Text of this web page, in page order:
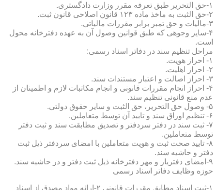
۱-حق التحریر طبق تعرفه مقرر وزارت دادگستری.
۲-حق الثبت به ماخذ ماده ۱۲۳ قانون اصلاحی قانون ثبت.
۳-مالیات و حق تمبر برابر مقررات مالیاتی.
۴-سایر وجوهی که طبق قوانین وصول آن به عهده دفترخانه محول
است.
مراحل تنظیم سند در دفاتر اسناد رسمی:
۱- احراز هویت.
۲- احراز اهلیت.
۳- احراز اصالت و اعتبار مستندات سند.
۴- احراز انجام مقررات قانونی و انجام مکاتبات لازم و اطمینان از
عدم منع قانونی تنظیم سند.
۵- وصول حق التحریر، حق الثبت و سایر حقوق دولتی.
۶- تنظیم اوراق سند و تایید آن توسط متعاملین.
۷- ثبت سند در دفتر سردفتر و تصدیق مطابقت سند و ثبت دفتر
توسط متعاملین.
۸- تایید صحت ثبت و هویت متعاملین با امضای سردفتر ذیل ثبت
دفتر و حاشیه سند.
۹-امضای دفتریار و مهر دفترخانه ذیل ثبت دفتر و در حاشیه سند.
حوزه وظایف دفاتر اسناد رسمی
۱-ثبت اسناد مطابق مقررات قانونی ۲-ارائه مواد مصدق از اسناد